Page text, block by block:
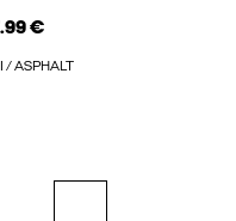
€
/ ASPHALT